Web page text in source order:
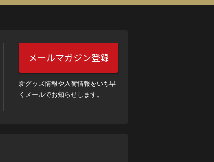
メールマガジン登録
新グッズ情報や入荷情報をいち早
くメールでお知らせします。